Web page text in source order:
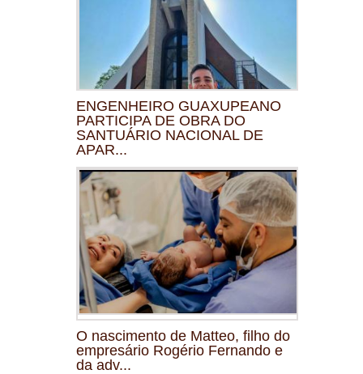
ENGENHEIRO GUAXUPEANO
PARTICIPA DE OBRA DO
SANTUÁRIO NACIONAL DE
APAR...
O nascimento de Matteo, filho do
empresário Rogério Fernando e
da adv...